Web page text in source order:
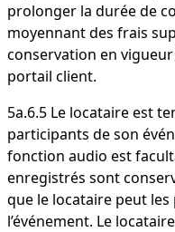
prolonger la durée de
moyennant des frais
conservation en
portail client.
5a.6.5 Le locataire est
participants de son
fonction audio est
enregistrés sont
que le locataire peut les
l’événement. Le